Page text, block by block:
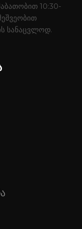
10:30-
სანაცვლოდ.